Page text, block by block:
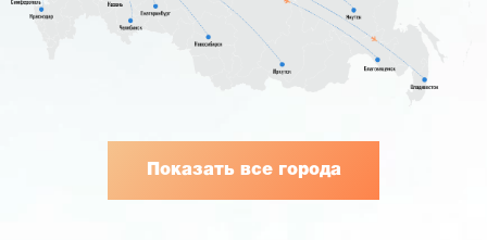
Показать все города